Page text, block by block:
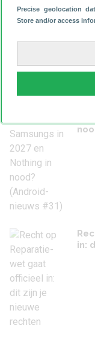
Precise geolocation
Store and/or access
Zó hou je je
zomerdagen
in: